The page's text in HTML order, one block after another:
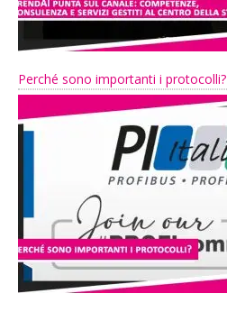
Perché sono importanti i protocolli?